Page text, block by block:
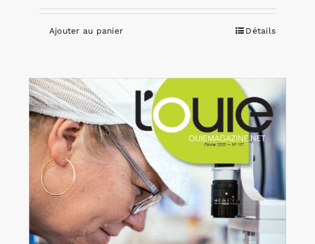
Ajouter au panier Détails